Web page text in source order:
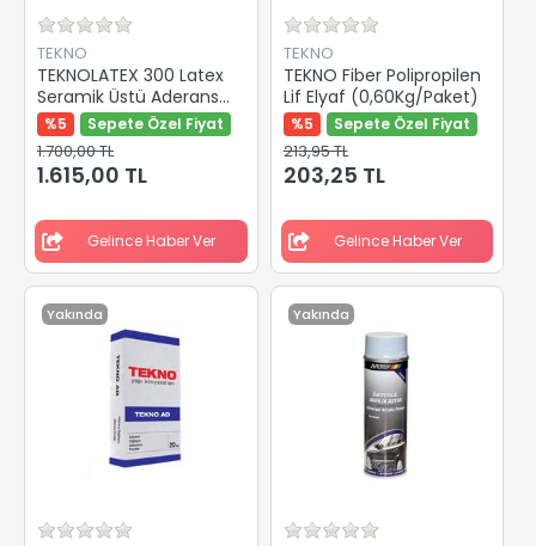
TEKNO
TEKNOLATEX 300 Latex
Seramik Üstü Aderans
Arttırıcı 20/1
%5 Sepete Özel Fiyat
1.700,00 TL
1.615,00 TL
Gelince Haber Ver
TEKNO
TEKNO Fiber Polipropilen
Lif Elyaf (0,60Kg/Paket)
%5 Sepete Özel Fiyat
213,95 TL
203,25 TL
Gelince Haber Ver
Yakında Yakında